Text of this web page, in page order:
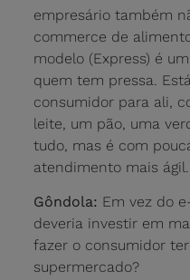
empresário também
commerce de
modelo (Express) é
quem tem pressa.
consumidor para ali,
leite, um pão, uma
tudo, mas é com
atendimento mais
Gôndola: Em vez do
deveria investir em
fazer o consumidor
supermercado?